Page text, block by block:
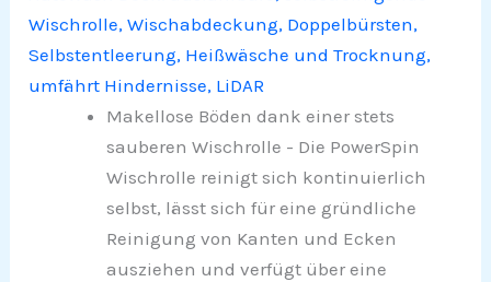
Wischrolle, Wischabdeckung, Doppelbürsten,
Selbstentleerung, Heißwäsche und Trocknung,
umfährt Hindernisse, LiDAR
Makellose Böden dank einer stets
sauberen Wischrolle - Die PowerSpin
Wischrolle reinigt sich kontinuierlich
selbst, lässt sich für eine gründliche
Reinigung von Kanten und Ecken
ausziehen und verfügt über eine